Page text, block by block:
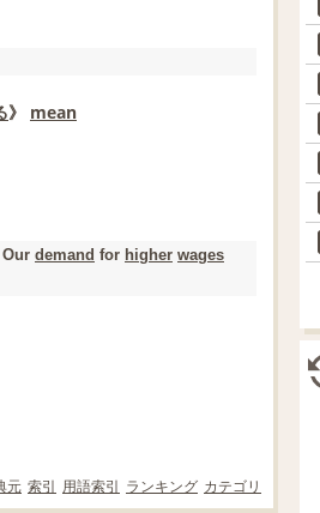
》 mean
Our demand for higher wages
元 索引 用語索引 ランキング カテゴリ